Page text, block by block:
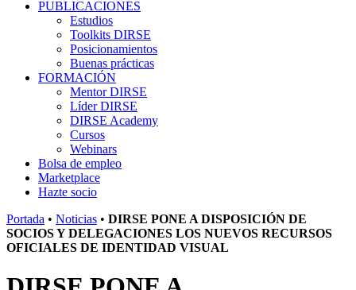
PUBLICACIONES
Estudios
Toolkits DIRSE
Posicionamientos
Buenas prácticas
FORMACIÓN
Mentor DIRSE
Líder DIRSE
DIRSE Academy
Cursos
Webinars
Bolsa de empleo
Marketplace
Hazte socio
Portada • Noticias • DIRSE PONE A DISPOSICIÓN DE
SOCIOS Y DELEGACIONES LOS NUEVOS RECURSOS
OFICIALES DE IDENTIDAD VISUAL